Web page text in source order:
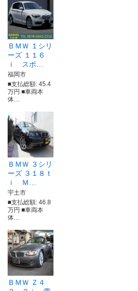
ＢＭＷ １シリ
ーズ １１６
ｉ スポ…
福岡市
■支払総額: 45.4
万円 ■車両本
体…
ＢＭＷ ３シリ
ーズ ３１８ｔ
ｉ Ｍ…
宇土市
■支払総額: 46.8
万円 ■車両本
体…
ＢＭＷ Ｚ４